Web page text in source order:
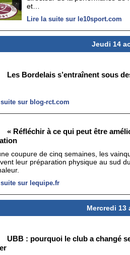
et…
Lire la suite sur le10sport.com
Jeudi 14
Les Bordelais s’entraînent sous
sur blog-rct.com
« Réfléchir à ce qui peut être
coupure de cinq semaines, les
leur préparation physique au sud
sur lequipe.fr
Mercredi 13
UBB : pourquoi le club a changé